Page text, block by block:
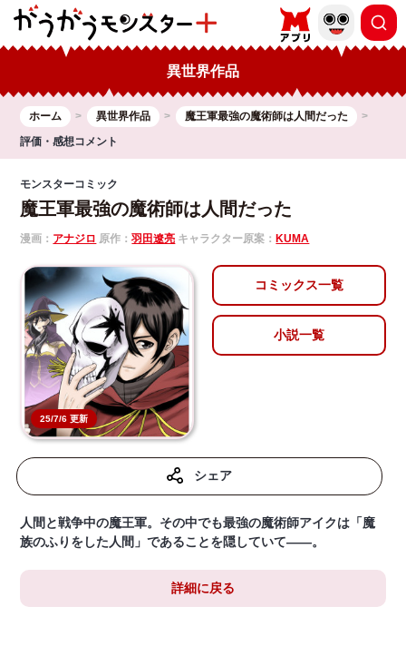
異世界作品
ホーム 異世界作品
魔王軍最強の魔術師は人間だった
評価・感想コメント
モンスターコミック
魔王軍最強の魔術師は人間だった
漫画： アナジロ 原作：羽田遼亮 キャラクター原案： KUMA
25/7/6 更新
コミックス一覧
小説一覧
シェア
人間と戦争中の魔王軍。その中でも最強の魔術師アイクは「魔
族のふりをした人間」であることを隠していて——。
詳細に戻る